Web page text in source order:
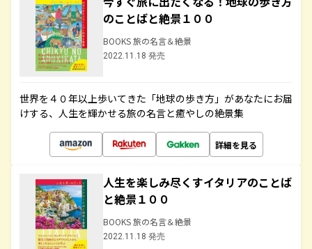
のことばと絶景１００
BOOKS 旅の名言＆絶景
2022.11.18 発売
世界を４０年以上歩いてきた「地球の歩き方」があなたにお届
けする、人生を輝かせる旅の名言と癒やしの絶景集
詳細を見る
人生を楽しみ尽くすイタリアのことば
と絶景１００
BOOKS 旅の名言＆絶景
2022.11.18 発売